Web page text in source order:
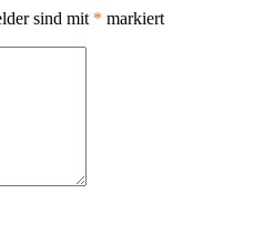
sind mit * markiert